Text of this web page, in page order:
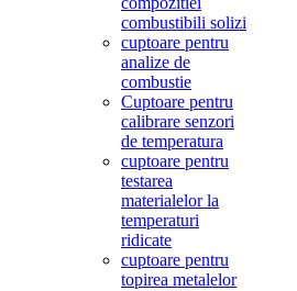
combustibili solizi
cuptoare pentru
analize de
combustie
Cuptoare pentru
calibrare senzori
de temperatura
cuptoare pentru
testarea
materialelor la
temperaturi
ridicate
cuptoare pentru
topirea metalelor